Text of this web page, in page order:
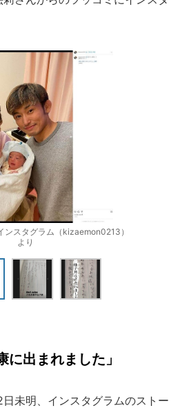
ンスタグラム（kizaemon0213）
より
に出まれました」
未明、インスタグラムのストー